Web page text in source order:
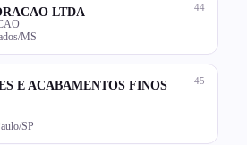
44
LTDA
MS
45
E ACABAMENTOS FINOS
SP